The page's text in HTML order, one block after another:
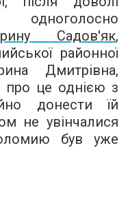
Садов'як,
районної
Дмитрівна,
про це однією з
донести їй
не увінчалися
був уже